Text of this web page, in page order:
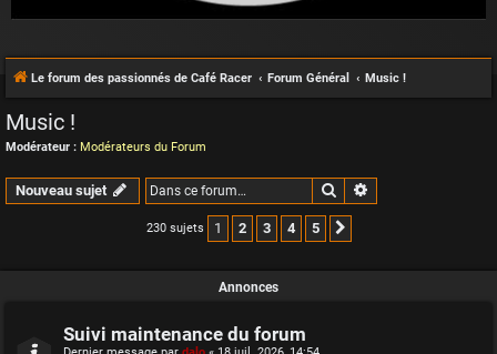
Le forum des passionnés de Café Racer Forum Général Music !
Music !
Modérateur : Modérateurs du Forum
Nouveau sujet Rechercher
230 sujets 1 2 3 4 5
Annonces
Suivi maintenance du forum